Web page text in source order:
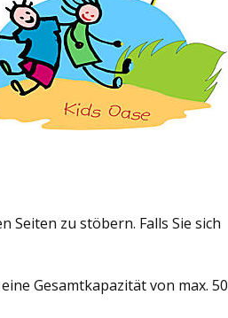
zu stöbern. Falls Sie sich
Gesamtkapazität von max. 50